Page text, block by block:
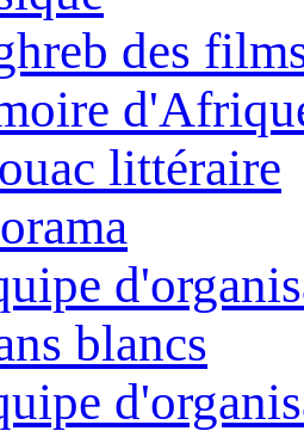
des
littéraire
blancs